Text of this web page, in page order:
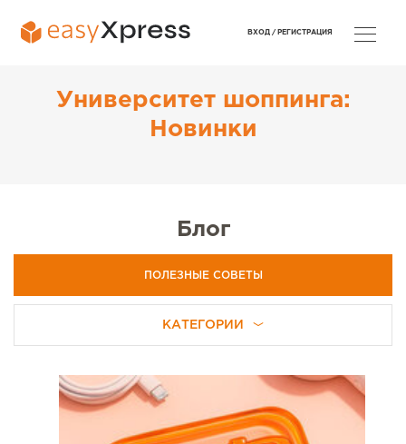
Университет шоппинга:
Новинки
Блог
ПОЛЕЗНЫЕ СОВЕТЫ
КАТЕГОРИИ
ВХОД / РЕГИСТРАЦИЯ